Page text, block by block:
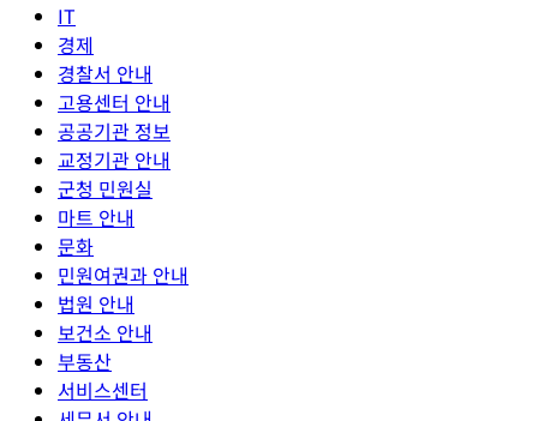
IT
경제
경찰서 안내
고용센터 안내
공공기관 정보
교정기관 안내
군청 민원실
마트 안내
문화
민원여권과 안내
법원 안내
보건소 안내
부동산
서비스센터